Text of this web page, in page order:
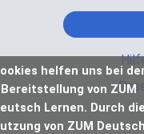
helfen uns bei
Bereitstellung von ZUM
Lernen. Durch die
von ZUM Deutsch